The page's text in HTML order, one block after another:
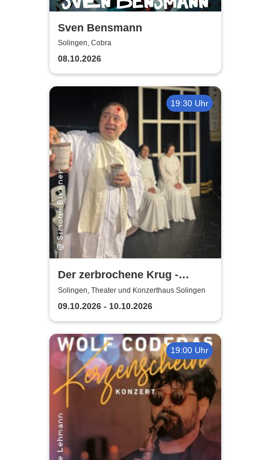
Sven Bensmann
Solingen, Cobra
08.10.2026
19:30 Uhr
Der zerbrochene Krug -
Elbeforum Brunsbüttel
Solingen, Theater und Konzerthaus Solingen
09.10.2026 - 10.10.2026
19:00 Uhr